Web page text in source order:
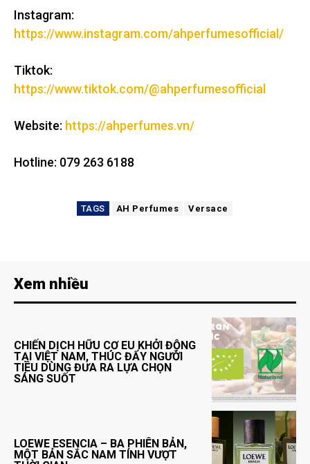
Instagram:
https://www.instagram.com/ahperfumesofficial/
Tiktok:
https://www.tiktok.com/@ahperfumesofficial
Website: https://ahperfumes.vn/
Hotline: 079 263 6188
TAGS AH Perfumes Versace
Xem nhiều
CHIẾN DỊCH HỮU CƠ EU KHỞI ĐỘNG
TẠI VIỆT NAM, THÚC ĐẨY NGƯỜI
TIÊU DÙNG ĐƯA RA LỰA CHỌN
SÁNG SUỐT
LOEWE ESENCIA – BA PHIÊN BẢN,
MỘT BẢN SẮC NAM TÍNH VƯỢT